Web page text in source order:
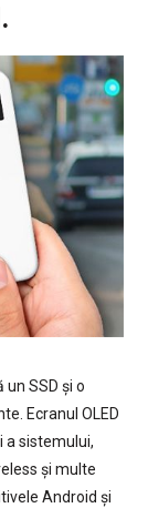
SSD și o
Ecranul OLED
a sistemului,
și multe
Android și